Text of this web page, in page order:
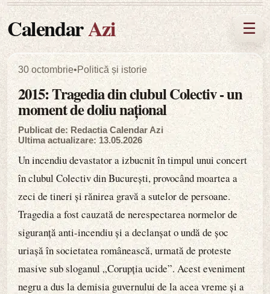
CalendarAzi ☰
30 octombrie•Politică și istorie
2015: Tragedia din clubul Colectiv - un
moment de doliu național
Publicat de: Redactia Calendar Azi
Ultima actualizare: 13.05.2026
Un incendiu devastator a izbucnit în timpul unui concert
în clubul Colectiv din București, provocând moartea a
zeci de tineri și rănirea gravă a sutelor de persoane.
Tragedia a fost cauzată de nerespectarea normelor de
siguranță anti-incendiu și a declanșat o undă de șoc
uriașă în societatea românească, urmată de proteste
masive sub sloganul „Corupția ucide”. Acest eveniment
negru a dus la demisia guvernului de la acea vreme și a